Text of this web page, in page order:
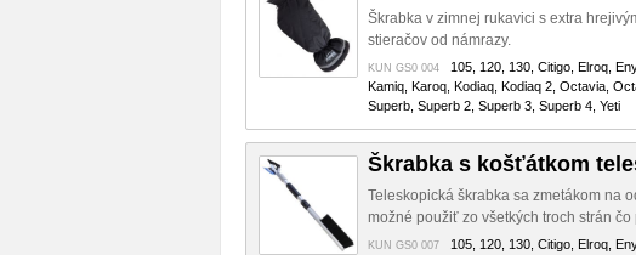
Škrabka v zimnej rukavici s extra
stieračov od námrazy.
KUN GS0 004 105, 120, 130, Citigo, Elroq,
Kamiq, Karoq, Kodiaq, Kodiaq 2, Octavia,
Superb, Superb 2, Superb 3, Superb 4, Yeti
Škrabka s košťátkom
Teleskopická škrabka sa zmetákom na
možné použiť zo všetkých troch strán
KUN GS0 007 105, 120, 130, Citigo, Elroq,